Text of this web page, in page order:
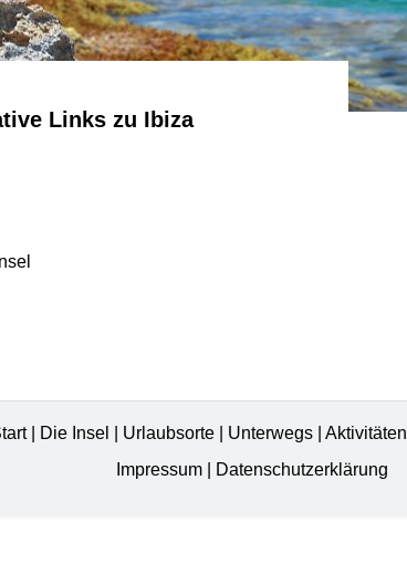
Links zu Ibiza
Die Insel Urlaubsorte Unterwegs Aktivitäten
Impressum| Datenschutzerklärung